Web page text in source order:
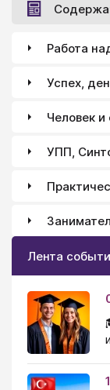
Работа
Успех,
Человек
УПП,
Лента